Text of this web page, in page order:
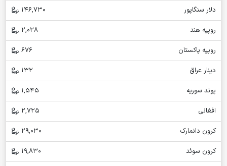
دلار سنگاپور
146,730
روپیه هند
2,028
روپیه پاکستان
676
دینار عراق
132
پوند سوریه
1,545
افغانی
2,725
کرون دانمارک
29,030
کرون سوئد
19,830